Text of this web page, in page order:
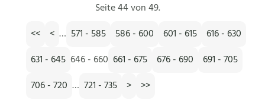
Seite 44 von 49.
<<
< … 571 - 585 586 - 600 601 - 615
616 - 630
631 - 645 646 - 660 661 - 675 676 - 690
691 - 705
706 - 720 … 721 - 735 > >>